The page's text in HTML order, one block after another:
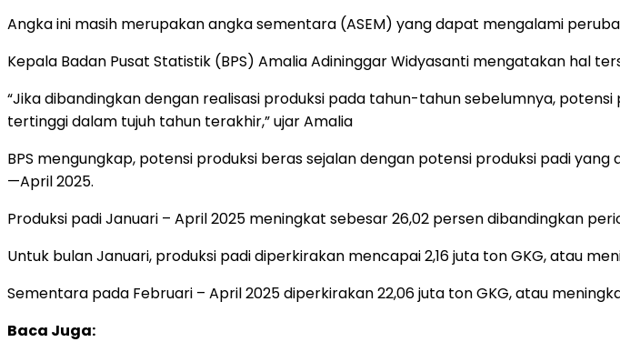
Angka ini masih merupakan angka sementara (ASEM) yang dapat mengalami
Kepala Badan Pusat Statistik (BPS) Amalia Adininggar Widyasanti mengatakan hal
“Jika dibandingkan dengan realisasi produksi pada tahun-tahun sebelumnya,
tertinggi dalam tujuh tahun terakhir,” ujar Amalia
BPS mengungkap, potensi produksi beras sejalan dengan potensi produksi padi
—April 2025.
Produksi padi Januari – April 2025 meningkat sebesar 26,02 persen dibandingkan
Untuk bulan Januari, produksi padi diperkirakan mencapai 2,16 juta ton GKG, atau
Sementara pada Februari – April 2025 diperkirakan 22,06 juta ton GKG, atau
Baca Juga: